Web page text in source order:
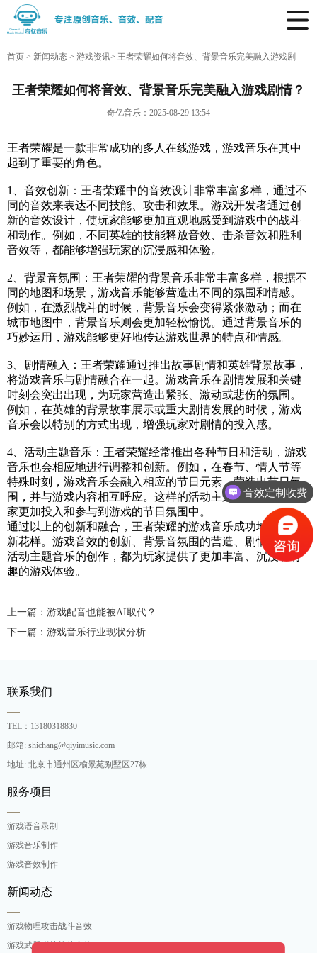
首页 > 新闻动态 > 游戏资讯> 王者荣耀如何将音效、背景音乐完美融入游戏剧
情？
王者荣耀如何将音效、背景音乐完美融入游戏剧情？
奇亿音乐：2025-08-29 13:54
王者荣耀是一款非常成功的多人在线游戏，游戏音乐在其中
起到了重要的角色。
1、音效创新：王者荣耀中的音效设计非常丰富多样，通过不
同的音效来表达不同技能、攻击和效果。游戏开发者通过创
新的音效设计，使玩家能够更加直观地感受到游戏中的战斗
和动作。例如，不同英雄的技能释放音效、击杀音效和胜利
音效等，都能够增强玩家的沉浸感和体验。
2、背景音氛围：王者荣耀的背景音乐非常丰富多样，根据不
同的地图和场景，游戏音乐能够营造出不同的氛围和情感。
例如，在激烈战斗的时候，背景音乐会变得紧张激动；而在
城市地图中，背景音乐则会更加轻松愉悦。通过背景音乐的
巧妙运用，游戏能够更好地传达游戏世界的特点和情感。
3、剧情融入：王者荣耀通过推出故事剧情和英雄背景故事，
将游戏音乐与剧情融合在一起。游戏音乐在剧情发展和关键
时刻会突出出现，为玩家营造出紧张、激动或悲伤的氛围。
例如，在英雄的背景故事展示或重大剧情发展的时候，游戏
音乐会以特别的方式出现，增强玩家对剧情的投入感。
4、活动主题音乐：王者荣耀经常推出各种节日和活动，游戏
音乐也会相应地进行调整和创新。例如，在春节、情人节等
特殊时刻，游戏音乐会融入相应的节日元素，营造出节日氛
围，并与游戏内容相互呼应。这样的活动主题音乐能够使玩
家更加投入和参与到游戏的节日氛围中。
通过以上的创新和融合，王者荣耀的游戏音乐成功地玩出了
新花样。游戏音效的创新、背景音氛围的营造、剧情融入和
活动主题音乐的创作，都为玩家提供了更加丰富、沉浸和有
趣的游戏体验。
上一篇：游戏配音也能被AI取代？
下一篇：游戏音乐行业现状分析
联系我们
TEL：13180318830
邮箱: shichang@qiyimusic.com
地址: 北京市通州区榆景苑别墅区27栋
服务项目
游戏语音录制
游戏音乐制作
游戏音效制作
新闻动态
游戏物理攻击战斗音效
游戏武器碰撞战斗音效
音效定制收费